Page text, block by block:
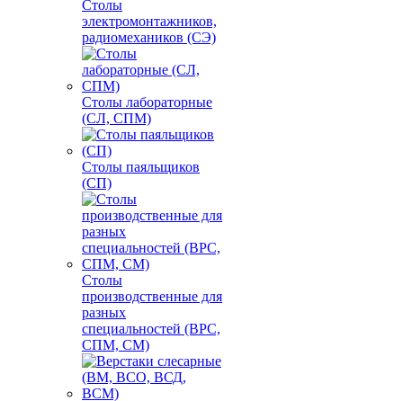
Столы
электромонтажников,
радиомехаников (СЭ)
Столы лабораторные
(СЛ, СПМ)
Столы паяльщиков
(СП)
Столы
производственные для
разных
специальностей (ВРС,
СПМ, СМ)